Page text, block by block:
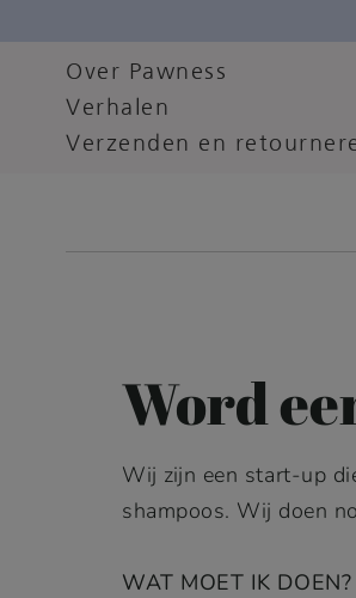
Over Pawness
Verhalen
Verzenden en
Word
Wij zijn een start-up
shampoos. Wij doen
WAT MOET IK DOEN?